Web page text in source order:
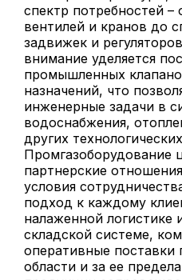
спектр потребностей –
вентилей и кранов до
задвижек и
внимание уделяется
промышленных
назначений, что
инженерные задачи в
водоснабжения,
других
Промгазоборудование
партнерские
условия
подход к каждому
налаженной логистике
складской системе,
оперативные поставки
области и за ее